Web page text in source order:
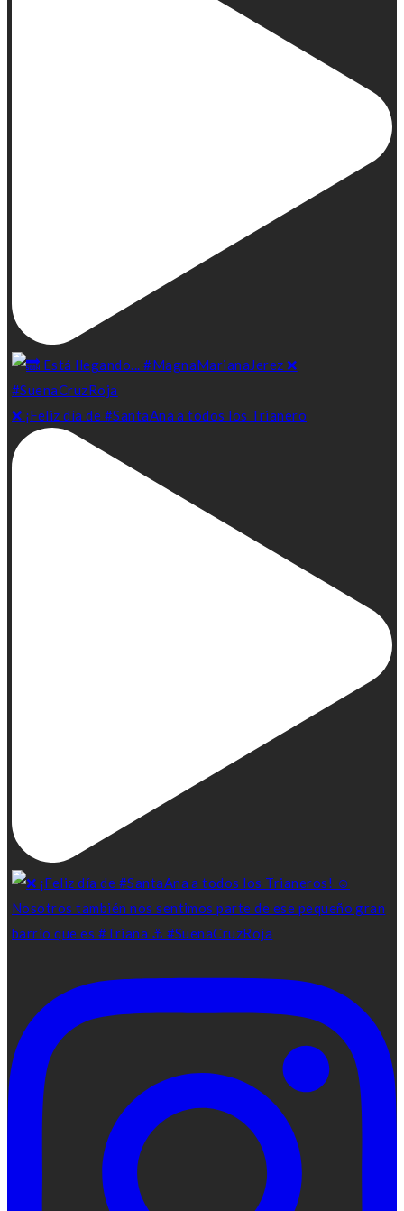
❌ ¡Feliz día de #SantaAna a todos los Trianero